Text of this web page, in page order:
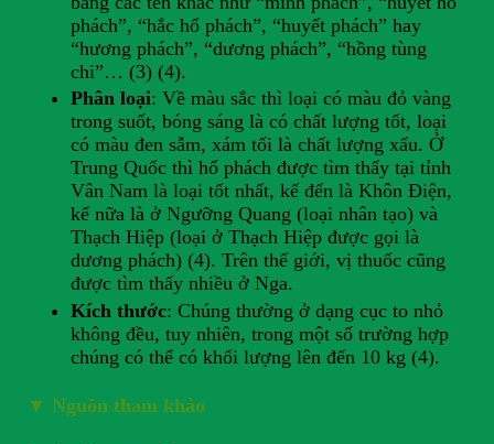
phách”, “hắc hổ phách”, “huyết phách” hay
“hương phách”, “dương phách”, “hồng tùng
chi”… (3) (4).
Phân loại: Về màu sắc thì loại có màu đỏ vàng
trong suốt, bóng sáng là có chất lượng tốt, loại
có màu đen sẫm, xám tối là chất lượng xấu. Ở
Trung Quốc thì hổ phách được tìm thấy tại tỉnh
Vân Nam là loại tốt nhất, kế đến là Khôn Điện,
kế nữa là ở Ngưỡng Quang (loại nhân tạo) và
Thạch Hiệp (loại ở Thạch Hiệp được gọi là
dương phách) (4). Trên thế giới, vị thuốc cũng
được tìm thấy nhiều ở Nga.
Kích thước: Chúng thường ở dạng cục to nhỏ
không đều, tuy nhiên, trong một số trường hợp
chúng có thể có khối lượng lên đến 10 kg (4).
▼ Nguồn tham khảo